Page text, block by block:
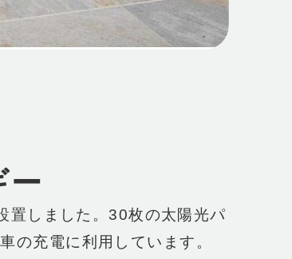
ー
置しました。30枚の太陽光パ
の充電に利用しています。